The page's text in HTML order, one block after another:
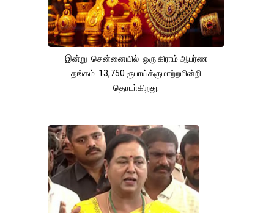
இன்று சென்னையில் ஒரு கிராம் ஆபர்ண
தங்கம் 13,750 ரூபாய்க்குமாற்றமின்றி
தொடா்கிறது.